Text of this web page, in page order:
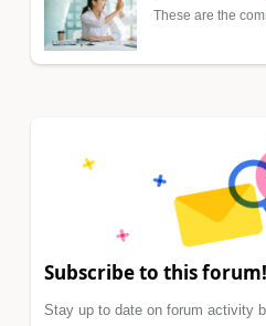
These are the
Subscribe to this forum!
Stay up to date on forum activity